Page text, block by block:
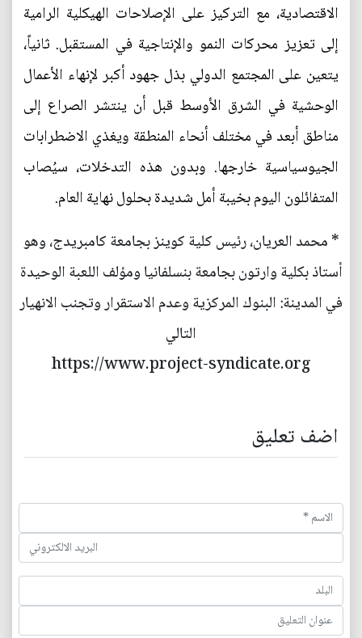
الاقتصادية، مع التركيز على الإصلاحات الهيكلية الرامية
إلى تعزيز محركات النمو والإنتاجية في المستقبل. ثانياً،
يتعين على المجتمع الدولي بذل جهود أكبر لإنهاء الأعمال
الوحشية في الشرق الأوسط قبل أن ينتشر الصراع إلى
مناطق أبعد في مختلف أنحاء المنطقة ويغذي الاضطرابات
الجيوسياسية خارجها. وبدون هذه التدخلات، سيُصاب
المتفائلون اليوم بخيبة أمل شديدة بحلول نهاية العام.
* محمد العريان، رئيس كلية كوينز بجامعة كامبريدج، وهو
أستاذ بكلية وارتون بجامعة بنسلفانيا ومؤلف اللعبة الوحيدة
في المدينة: البنوك المركزية وعدم الاستقرار وتجنب الانهيار
التالي
https://www.project-syndicate.org
اضف تعليق